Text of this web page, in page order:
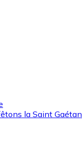
laSaint Gaétan